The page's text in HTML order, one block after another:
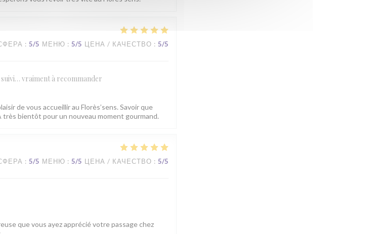
: 5/5 МЕНЮ : 5/5 ЦЕНА / КАЧЕСТВО : 5/5
vraiment à recommander
de vous accueillir au Florès’sens. Savoir que
bientôt pour un nouveau moment gourmand.
: 5/5 МЕНЮ : 5/5 ЦЕНА / КАЧЕСТВО : 5/5
que vous ayez apprécié votre passage chez